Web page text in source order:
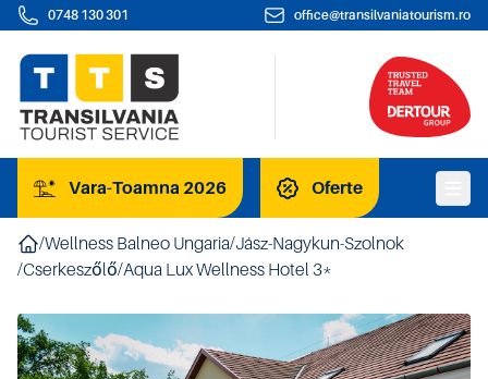
0748 130 301 office@transilvaniatourism.ro
Vara-Toamna 2026 Oferte
/Wellness Balneo Ungaria/Jász-Nagykun-Szolnok
/Cserkeszőlő/Aqua Lux Wellness Hotel 3*